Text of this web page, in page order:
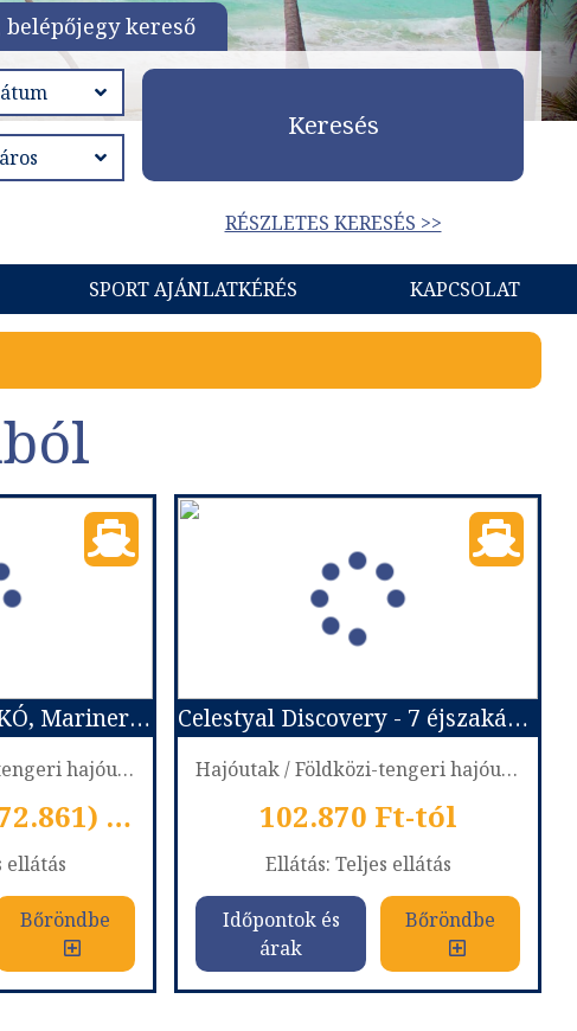
kereső
Keresés
RÉSZLETES KERESÉS >>
SPORT AJÁNLATKÉRÉS KAPCSOLAT
IBÉRIA ÉS MAROKKÓ, Mariner of the Seas
Hajóutak / Földközi-tengeri hajóutak
1.578 €-tól (572.861) Ft
ellátás
Bőröndbe
Celestyal Discovery - 7 éjszakás nyugat-mediterrán hajóút (Hajó)
Hajóutak / Földközi-tengeri hajóutak
102.870 Ft-tól
Ellátás: Teljes ellátás
Időpontok és
árak
Bőröndbe